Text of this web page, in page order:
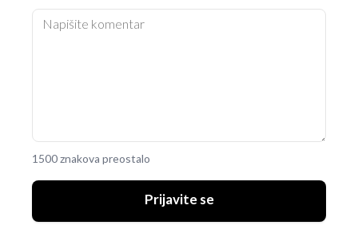
1500 znakova preostalo
Prijavite se